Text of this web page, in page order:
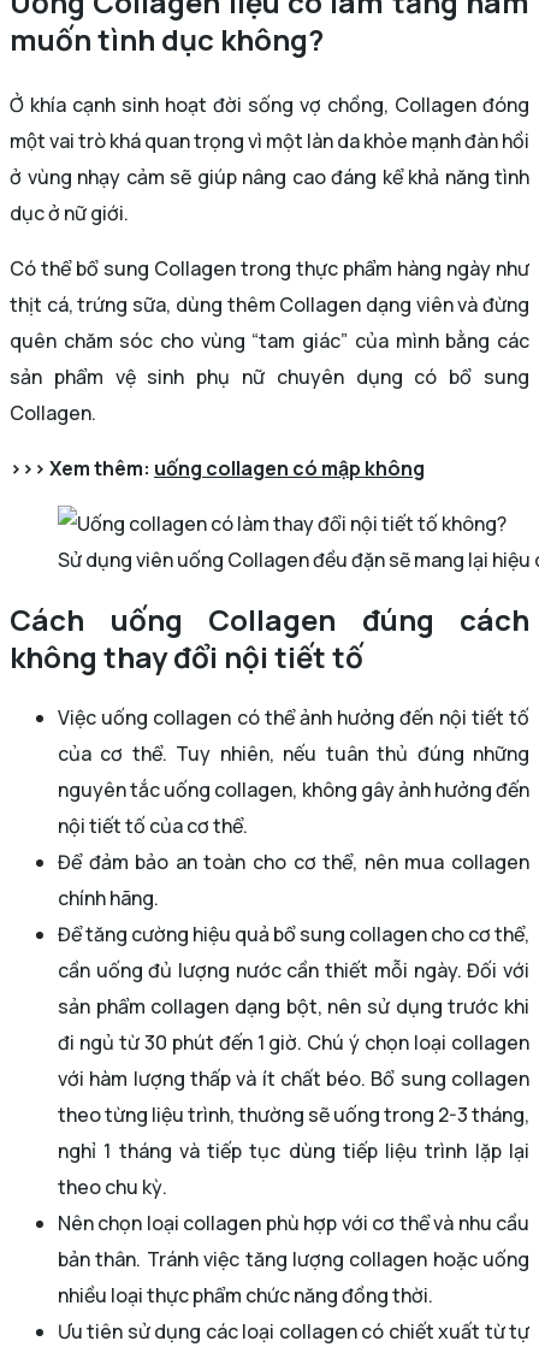
muốn tình dục không?
Ở khía cạnh sinh hoạt đời sống vợ chồng, Collagen đóng
một vai trò khá quan trọng vì một làn da khỏe mạnh đàn hồi
ở vùng nhạy cảm sẽ giúp nâng cao đáng kể khả năng tình
dục ở nữ giới.
Có thể bổ sung Collagen trong thực phẩm hàng ngày như
thịt cá, trứng sữa, dùng thêm Collagen dạng viên và đừng
quên chăm sóc cho vùng “tam giác” của mình bằng các
sản phẩm vệ sinh phụ nữ chuyên dụng có bổ sung
Collagen.
>>> Xem thêm: uống collagen có mập không
Sử dụng viên uống Collagen đều đặn sẽ mang lại hiệu
Cách uống Collagen đúng cách
không thay đổi nội tiết tố
Việc uống collagen có thể ảnh hưởng đến nội tiết tố
của cơ thể. Tuy nhiên, nếu tuân thủ đúng những
nguyên tắc uống collagen, không gây ảnh hưởng đến
nội tiết tố của cơ thể.
Để đảm bảo an toàn cho cơ thể, nên mua collagen
chính hãng.
Để tăng cường hiệu quả bổ sung collagen cho cơ thể,
cần uống đủ lượng nước cần thiết mỗi ngày. Đối với
sản phẩm collagen dạng bột, nên sử dụng trước khi
đi ngủ từ 30 phút đến 1 giờ. Chú ý chọn loại collagen
với hàm lượng thấp và ít chất béo. Bổ sung collagen
theo từng liệu trình, thường sẽ uống trong 2-3 tháng,
nghỉ 1 tháng và tiếp tục dùng tiếp liệu trình lặp lại
theo chu kỳ.
Nên chọn loại collagen phù hợp với cơ thể và nhu cầu
bản thân. Tránh việc tăng lượng collagen hoặc uống
nhiều loại thực phẩm chức năng đồng thời.
Ưu tiên sử dụng các loại collagen có chiết xuất từ tự